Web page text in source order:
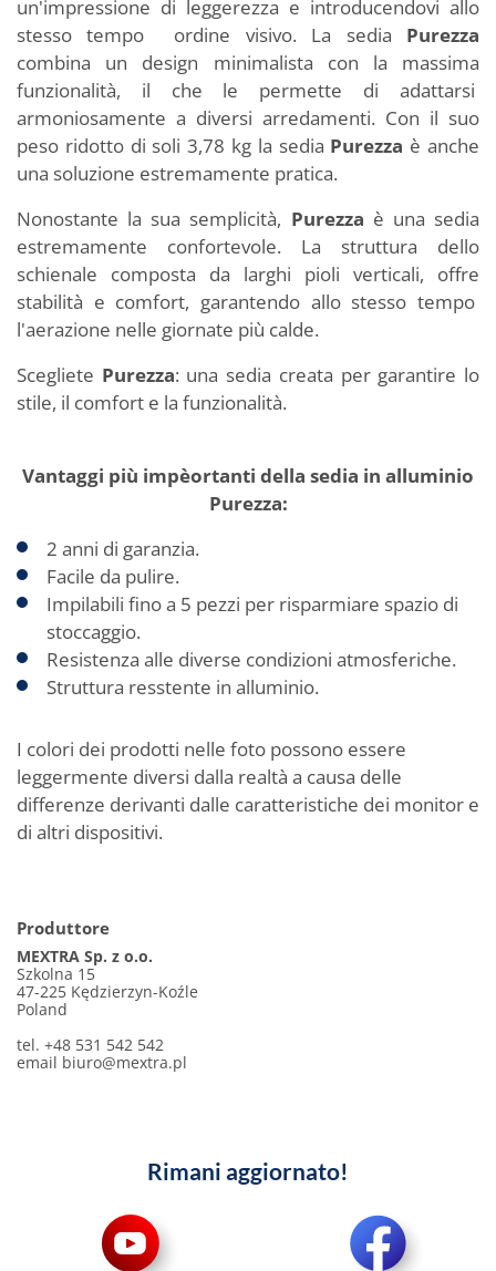
un'impressione di leggerezza e introducendovi allo
stesso tempo ordine visivo. La sedia Purezza
combina un design minimalista con la massima
funzionalità, il che le permette di adattarsi
armoniosamente a diversi arredamenti. Con il suo
peso ridotto di soli 3,78 kg la sedia Purezza è anche
una soluzione estremamente pratica.
Nonostante la sua semplicità, Purezza è una sedia
estremamente confortevole. La struttura dello
schienale composta da larghi pioli verticali, offre
stabilità e comfort, garantendo allo stesso tempo
l'aerazione nelle giornate più calde.
Scegliete Purezza: una sedia creata per garantire lo
stile, il comfort e la funzionalità.
Vantaggi più impèortanti della sedia in alluminio
Purezza:
2 anni di garanzia.
Facile da pulire.
Impilabili fino a 5 pezzi per risparmiare spazio di
stoccaggio.
Resistenza alle diverse condizioni atmosferiche.
Struttura resstente in alluminio.
I colori dei prodotti nelle foto possono essere
leggermente diversi dalla realtà a causa delle
differenze derivanti dalle caratteristiche dei monitor e
di altri dispositivi.
Produttore
MEXTRA Sp. z o.o.
Szkolna 15
47-225 Kędzierzyn-Koźle
Poland
tel. +48 531 542 542
email biuro@mextra.pl
Rimani aggiornato!